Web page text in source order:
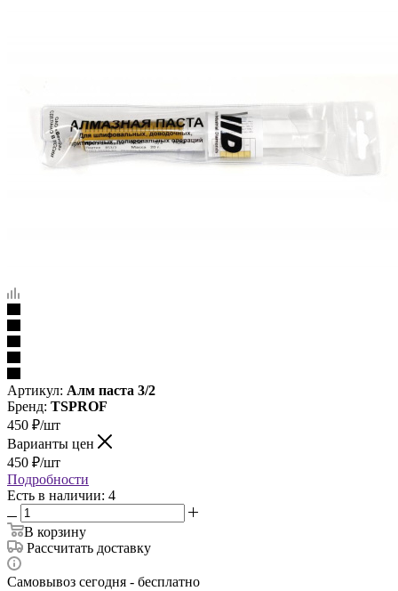
Артикул: Алм паста 3/2
Бренд: TSPROF
450 ₽/шт
Варианты цен
450 ₽/шт
Подробности
Есть в наличии: 4
В корзину
Рассчитать доставку
Самовывоз сегодня - бесплатно